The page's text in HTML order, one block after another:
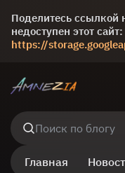
Поделитесь ссылкой
недоступен этот сайт:
https://
Поиск по блогу
Главная